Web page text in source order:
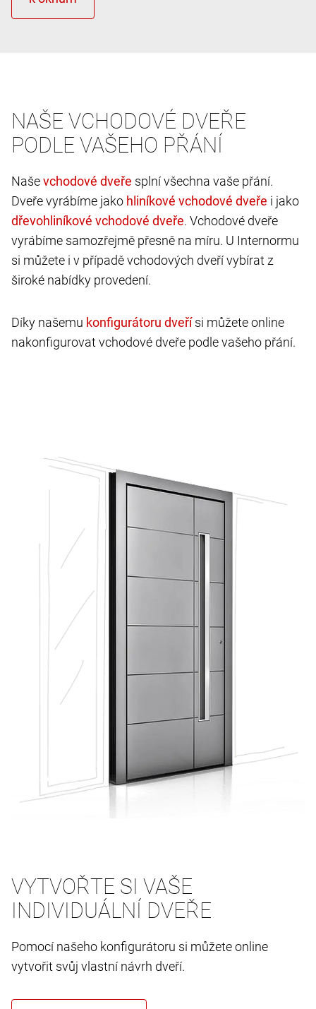
NAŠE VCHODOVÉ DVEŘE
PODLE VAŠEHO PŘÁNÍ
Naše
splní všechna vaše přání.
Dveře vyrábíme jako
i jako
. Vchodové dveře
vyrábíme samozřejmě přesně na míru. U Internormu
si můžete i v případě vchodových dveří vybírat z
široké nabídky provedení.
Díky našemu
si můžete online
nakonfigurovat vchodové dveře podle vašeho přání.
VYTVOŘTE SI VAŠE
INDIVIDUÁLNÍ DVEŘE
Pomocí našeho konfigurátoru si můžete online
vytvořit svůj vlastní návrh dveří.